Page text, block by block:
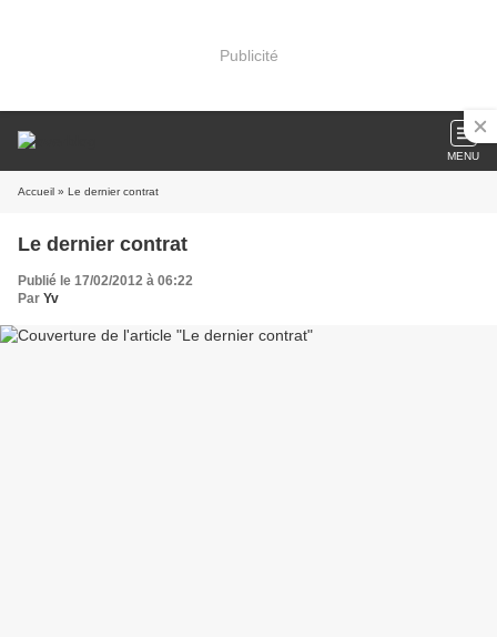
Publicité
MENU
Accueil » Le dernier contrat
Le dernier contrat
Publié le 17/02/2012 à 06:22
Par Yv